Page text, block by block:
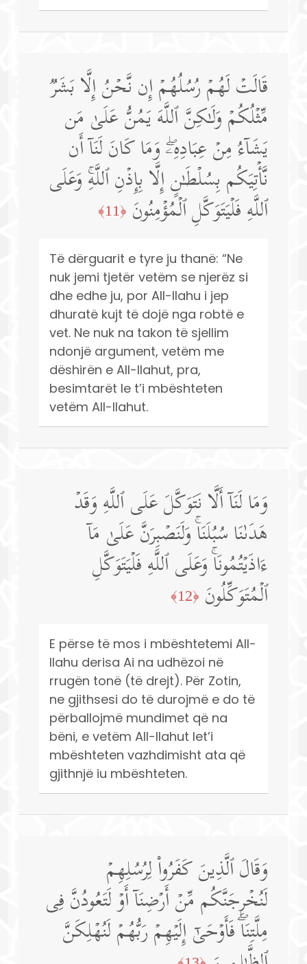
قَالَتۡ لَهُمۡ رُسُلُهُمۡ إِن نَّحۡنُ إِلَّا بَشَرࣱ
مِّثۡلُكُمۡ وَلَـٰكِنَّ ٱللَّهَ یَمُنُّ عَلَىٰ مَن
یَشَاۤءُ مِنۡ عِبَادِهِۦۖ وَمَا كَانَ لَنَاۤ أَن
نَّأۡتِیَكُم بِسُلۡطَـٰنٍ إِلَّا بِإِذۡنِ ٱللَّهِۚ وَعَلَى
ٱللَّهِ فَلۡیَتَوَكَّلِ ٱلۡمُؤۡمِنُونَ ﴿11﴾
Të dërguarit e tyre ju thanë: “Ne
nuk jemi tjetër vetëm se njerëz si
dhe edhe ju, por All-llahu i jep
dhuratë kujt të dojë nga robtë e
vet. Ne nuk na takon të sjellim
ndonjë argument, vetëm me
dëshirën e All-llahut, pra,
besimtarët le t’i mbështeten
vetëm All-llahut.
وَمَا لَنَاۤ أَلَّا نَتَوَكَّلَ عَلَى ٱللَّهِ وَقَدۡ
هَدَىٰنَا سُبُلَنَاۚ وَلَنَصۡبِرَنَّ عَلَىٰ مَاۤ
ءَاذَیۡتُمُونَاۚ وَعَلَى ٱللَّهِ فَلۡیَتَوَكَّلِ
ٱلۡمُتَوَكِّلُونَ ﴿12﴾
E përse të mos i mbështetemi All-
llahu derisa Ai na udhëzoi në
rrugën tonë (të drejt). Për Zotin,
ne gjithsesi do të durojmë e do të
përballojmë mundimet që na
bëni, e vetëm All-llahut let’i
mbështeten vazhdimisht ata që
gjithnjë iu mbështeten.
وَقَالَ ٱلَّذِینَ كَفَرُوا۟ لِرُسُلِهِمۡ
لَنُخۡرِجَنَّكُم مِّنۡ أَرۡضِنَاۤ أَوۡ لَتَعُودُنَّ فِی
مِلَّتِنَاۖ فَأَوۡحَىٰۤ إِلَیۡهِمۡ رَبُّهُمۡ لَنُهۡلِكَنَّ